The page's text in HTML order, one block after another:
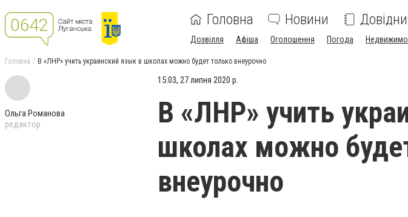
Головна Новини
Дозвілля Афіша Оголошення Погода
Головна В «ЛНР» учить украинский язык в школах можно будет только внеурочно
Ольга Романова
редактор
15:03, 27 липня 2020 р.
В «ЛНР» учить
школах можно
внеурочно